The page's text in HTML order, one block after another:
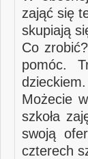
zająć się
skupiają
Co
pomóc.
Możecie
szkoła
swoją
czterech